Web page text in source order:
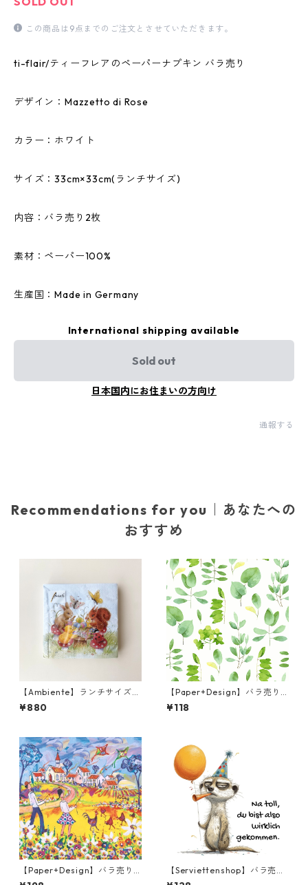
この商品は9点までのご注文とさせていただきます。
ti-flair/ティーフレアのペーパーナプキン バラ売り
デザイン：Mazzetto di Rose
カラー：ホワイト
サイズ：33cm×33cm(ランチサイズ)
内容：バラ売り2枚
素材：ペーパー100%
生産国：Made in Germany
International shipping available
Sold out
日本国内にお住まいの方向け
通報する
Recommendations for you｜あなたへの
おすすめ
【Ambiente】ランチサイズ
ペーパーナプキン Painting Cl
ass ブルー 20枚入り
¥880
【Paper+Design】バラ売り2
枚 カクテルサイズ ペーパーナ
プキン FRESH LEAVES グリー
¥118
【Paper+Design】バラ売り2
枚 ランチサイズ ペーパーナプ
【Serviettenshop】バラ売り
2枚 ランチサイズ ペーパーナ